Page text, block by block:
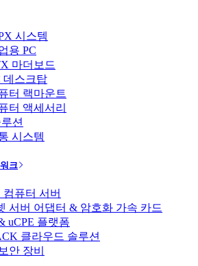
시스템
용 PC
마더보드
데스크탑
터 랙마운트
터 액세서리
션
시스템
크
컴퓨터 서버
서버 어댑터 & 암호화 가속 카드
uCPE 플랫폼
클라우드 솔루션
안 장비